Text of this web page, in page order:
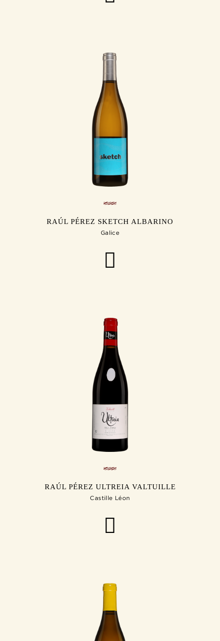
RAÚL PÉREZ SKETCH ALBARINO
Galice
RAÚL PÉREZ ULTREIA VALTUILLE
Castille Léon